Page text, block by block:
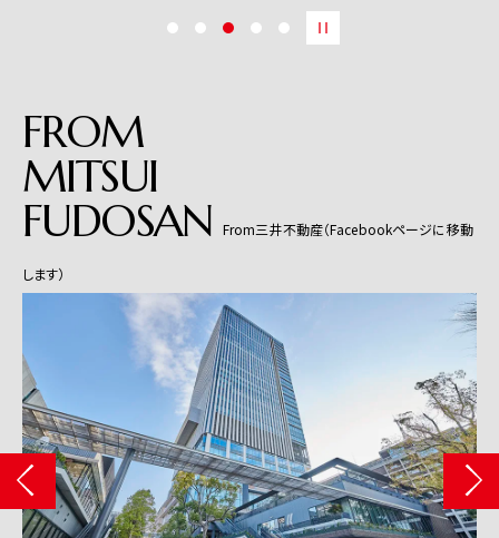
FROM
MITSUI
FUDOSAN From三井不動産（Facebookページに移動
します）